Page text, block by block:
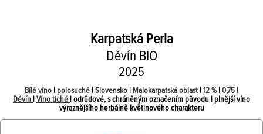
Karpatská Perla
Děvín BIO
2025
Bílé víno polosuché Slovensko Malokarpatská oblast 12 % 0,75 l
Děvín
Víno tiché
| odrůdové, s chráněným označením původu | plnější víno
výraznějšího herbálně květinového charakteru